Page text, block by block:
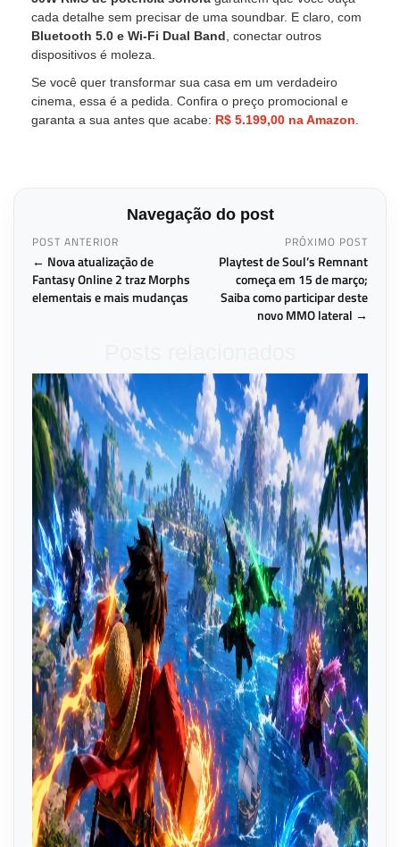
cada detalhe sem precisar de uma soundbar. E claro, com
Bluetooth 5.0 e Wi-Fi Dual Band , conectar outros
dispositivos é moleza.
Se você quer transformar sua casa em um verdadeiro
cinema, essa é a pedida. Confira o preço promocional e
garanta a sua antes que acabe: R$ 5.199,00 na Amazon
Navegação do post
POST ANTERIOR
← Nova atualização de
Fantasy Online 2 traz Morphs
elementais e mais mudanças
PRÓXIMO POST
Playtest de Soul’s Remnant
começa em 15 de março;
Saiba como participar deste
novo MMO lateral →